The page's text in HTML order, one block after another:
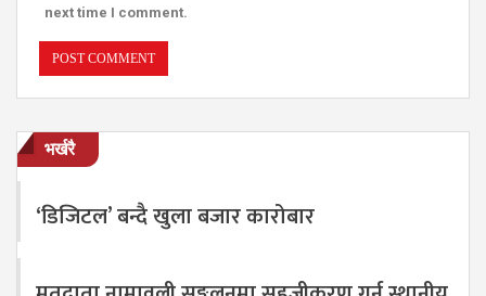
next time I comment.
भर्खरै
‘डिजिटल’ बन्दै खुला बजार कारोबार